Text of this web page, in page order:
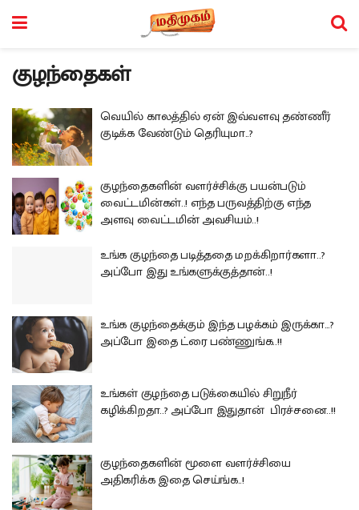
குழந்தைகள்
வெயில் காலத்தில் ஏன் இவ்வளவு தண்ணீர்
குடிக்க வேண்டும் தெரியுமா..?
குழந்தைகளின் வளர்ச்சிக்கு பயன்படும்
வைட்டமின்கள்..! எந்த பருவத்திற்கு எந்த
அளவு வைட்டமின் அவசியம்..!
உங்க குழந்தை படித்ததை மறக்கிறார்களா..?
அப்போ இது உங்களுக்குத்தான்..!
உங்க குழந்தைக்கும் இந்த பழக்கம் இருக்கா…?
அப்போ இதை ட்ரை பண்ணுங்க..!!
உங்கள் குழந்தை படுக்கையில் சிறுநீர்
கழிக்கிறதா..? அப்போ இதுதான் பிரச்சனை..!!
குழந்தைகளின் மூளை வளர்ச்சியை
அதிகரிக்க இதை செய்ங்க..!